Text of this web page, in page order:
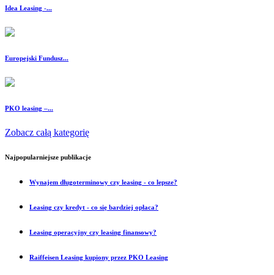
Idea Leasing -...
Europejski Fundusz...
PKO leasing –...
Zobacz całą kategorię
Najpopularniejsze publikacje
Wynajem długoterminowy czy leasing - co lepsze?
Leasing czy kredyt - co się bardziej opłaca?
Leasing operacyjny czy leasing finansowy?
Raiffeisen Leasing kupiony przez PKO Leasing